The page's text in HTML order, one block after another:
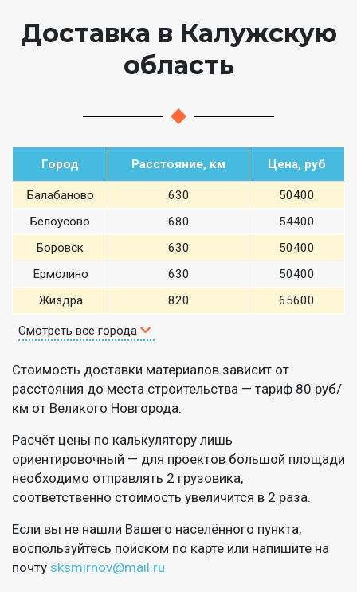
Доставка в Калужскую
область
Город Расстояние, км Цена, руб
Балабаново 630
50400
Белоусово
680
54400
Боровск
630
50400
Ермолино
630
50400
Жиздра
820 65600
Смотреть все города
Стоимость доставки материалов зависит от
расстояния до места строительства — тариф 80 руб/
км от Великого Новгорода.
Расчёт цены по калькулятору лишь
ориентировочный — для проектов большой площади
необходимо отправлять 2 грузовика,
соответственно стоимость увеличится в 2 раза.
Если вы не нашли Вашего населённого пункта,
воспользуйтесь поиском по карте или напишите на
почту sksmirnov@mail.ru